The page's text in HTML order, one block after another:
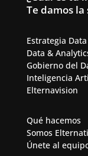
Te damos la
Estrategia Data
Data &
Gobierno del
Inteligencia
Elternavision
Qué hacemos
Somos
Únete al